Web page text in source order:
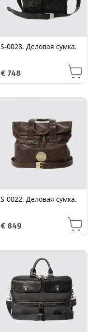
S-0028. Деловая сумка.
€ 748
S-0022. Деловая сумка.
€ 849